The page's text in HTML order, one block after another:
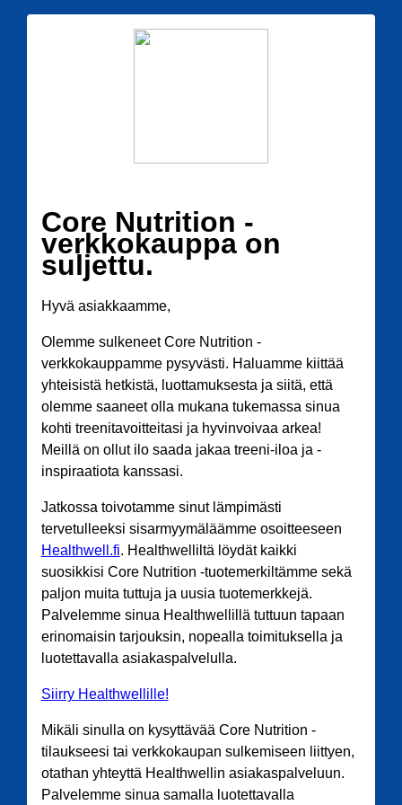
Core Nutrition -
verkkokauppa on
suljettu.
Hyvä asiakkaamme,
Olemme sulkeneet Core Nutrition -
verkkokauppamme pysyvästi. Haluamme kiittää
yhteisistä hetkistä, luottamuksesta ja siitä, että
olemme saaneet olla mukana tukemassa sinua
kohti treenitavoitteitasi ja hyvinvoivaa arkea!
Meillä on ollut ilo saada jakaa treeni-iloa ja -
inspiraatiota kanssasi.
Jatkossa toivotamme sinut lämpimästi
tervetulleeksi sisarmyymäläämme osoitteeseen
Healthwell.fi. Healthwelliltä löydät kaikki
suosikkisi Core Nutrition -tuotemerkiltämme sekä
paljon muita tuttuja ja uusia tuotemerkkejä.
Palvelemme sinua Healthwellillä tuttuun tapaan
erinomaisin tarjouksin, nopealla toimituksella ja
luotettavalla asiakaspalvelulla.
Siirry Healthwellille!
Mikäli sinulla on kysyttävää Core Nutrition -
tilaukseesi tai verkkokaupan sulkemiseen liittyen,
otathan yhteyttä Healthwellin asiakaspalveluun.
Palvelemme sinua samalla luotettavalla